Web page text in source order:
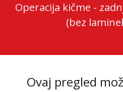
Operacija kičme -
(bez
Ovaj pregled